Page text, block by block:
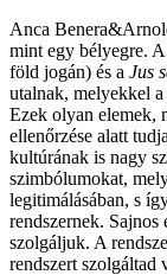
Anca
mint egy bélyegre.
föld jogán) és a Jus
utalnak, melyekkel
Ezek olyan elemek,
ellenőrzése alatt
kultúrának is nagy
szimbólumokat,
legitimálásában, s
rendszernek.
szolgáljuk. A
rendszert szolgáltad